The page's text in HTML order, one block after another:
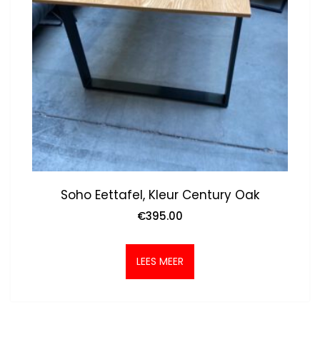
Soho Eettafel, Kleur Century Oak
€395.00
LEES MEER